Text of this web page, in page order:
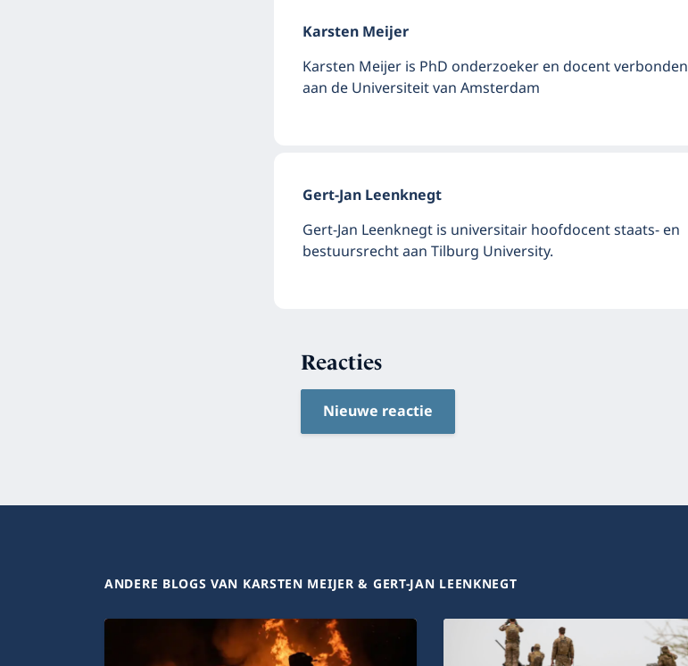
Karsten Meijer
Karsten Meijer is PhD onderzoeker en docent verbonden
aan de Universiteit van Amsterdam
Gert-Jan Leenknegt
Gert-Jan Leenknegt is universitair hoofdocent staats- en
bestuursrecht aan Tilburg University.
Reacties
Nieuwe reactie
ANDERE BLOGS VAN KARSTEN MEIJER & GERT-JAN LEENKNEGT